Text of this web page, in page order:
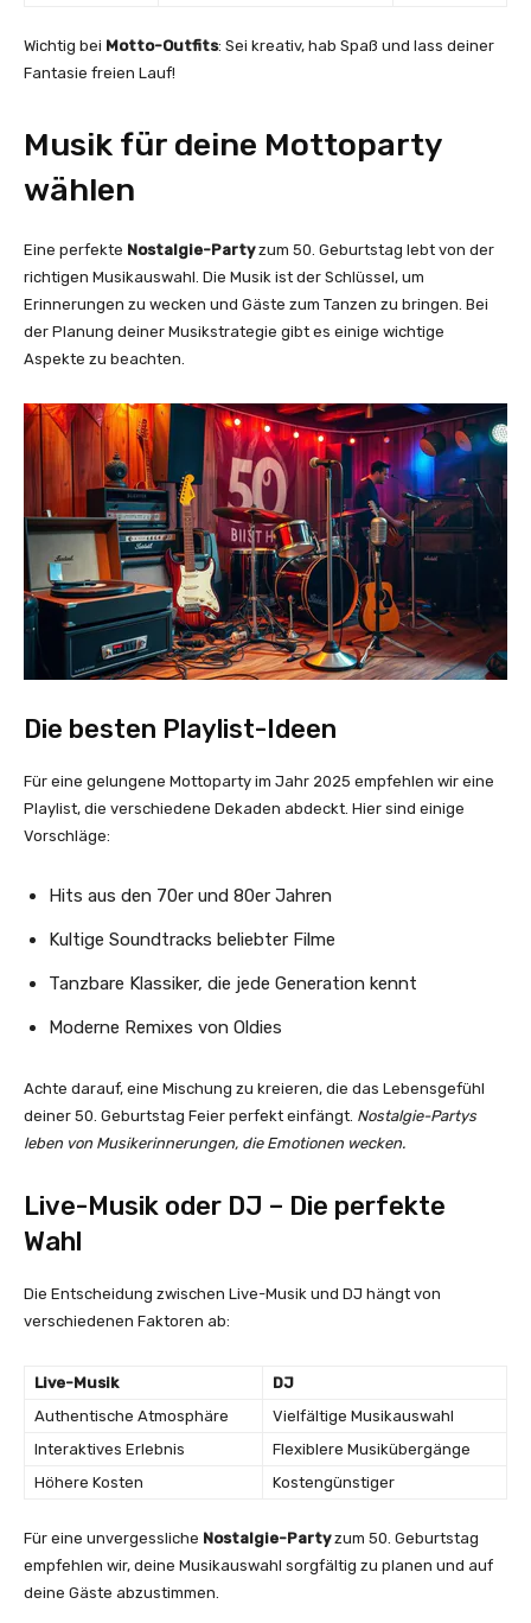
Wichtig bei Motto-Outfits: Sei kreativ, hab Spaß und lass deiner
Fantasie freien Lauf!
Musik für deine Mottoparty
wählen
Eine perfekte Nostalgie-Partyzum 50. Geburtstag lebt von der
richtigen Musikauswahl. Die Musik ist der Schlüssel, um
Erinnerungen zu wecken und Gäste zum Tanzen zu bringen. Bei
der Planung deiner Musikstrategie gibt es einige wichtige
Aspekte zu beachten.
Die besten Playlist-Ideen
Für eine gelungene Mottoparty im Jahr 2025 empfehlen wir eine
Playlist, die verschiedene Dekaden abdeckt. Hier sind einige
Vorschläge:
Hits aus den 70er und 80er Jahren
Kultige Soundtracks beliebter Filme
Tanzbare Klassiker, die jede Generation kennt
Moderne Remixes von Oldies
Achte darauf, eine Mischung zu kreieren, die das Lebensgefühl
deiner 50. Geburtstag Feier perfekt einfängt. Nostalgie-Partys
leben von Musikerinnerungen, die Emotionen wecken.
Live-Musik oder DJ – Die perfekte
Wahl
Die Entscheidung zwischen Live-Musik und DJ hängt von
verschiedenen Faktoren ab:
Live-Musik
DJ
Authentische Atmosphäre
Vielfältige Musikauswahl
Interaktives Erlebnis
Flexiblere Musikübergänge
Höhere Kosten
Kostengünstiger
Für eine unvergessliche Nostalgie-Partyzum 50. Geburtstag
empfehlen wir, deine Musikauswahl sorgfältig zu planen und auf
deine Gäste abzustimmen.